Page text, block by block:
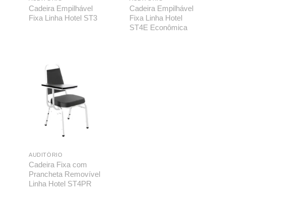
Cadeira Empilhável
Fixa Linha Hotel ST3
Cadeira Empilhável
Fixa Linha Hotel
ST4E Econômica
AUDITÓRIO
Cadeira Fixa com
Prancheta Removível
Linha Hotel ST4PR